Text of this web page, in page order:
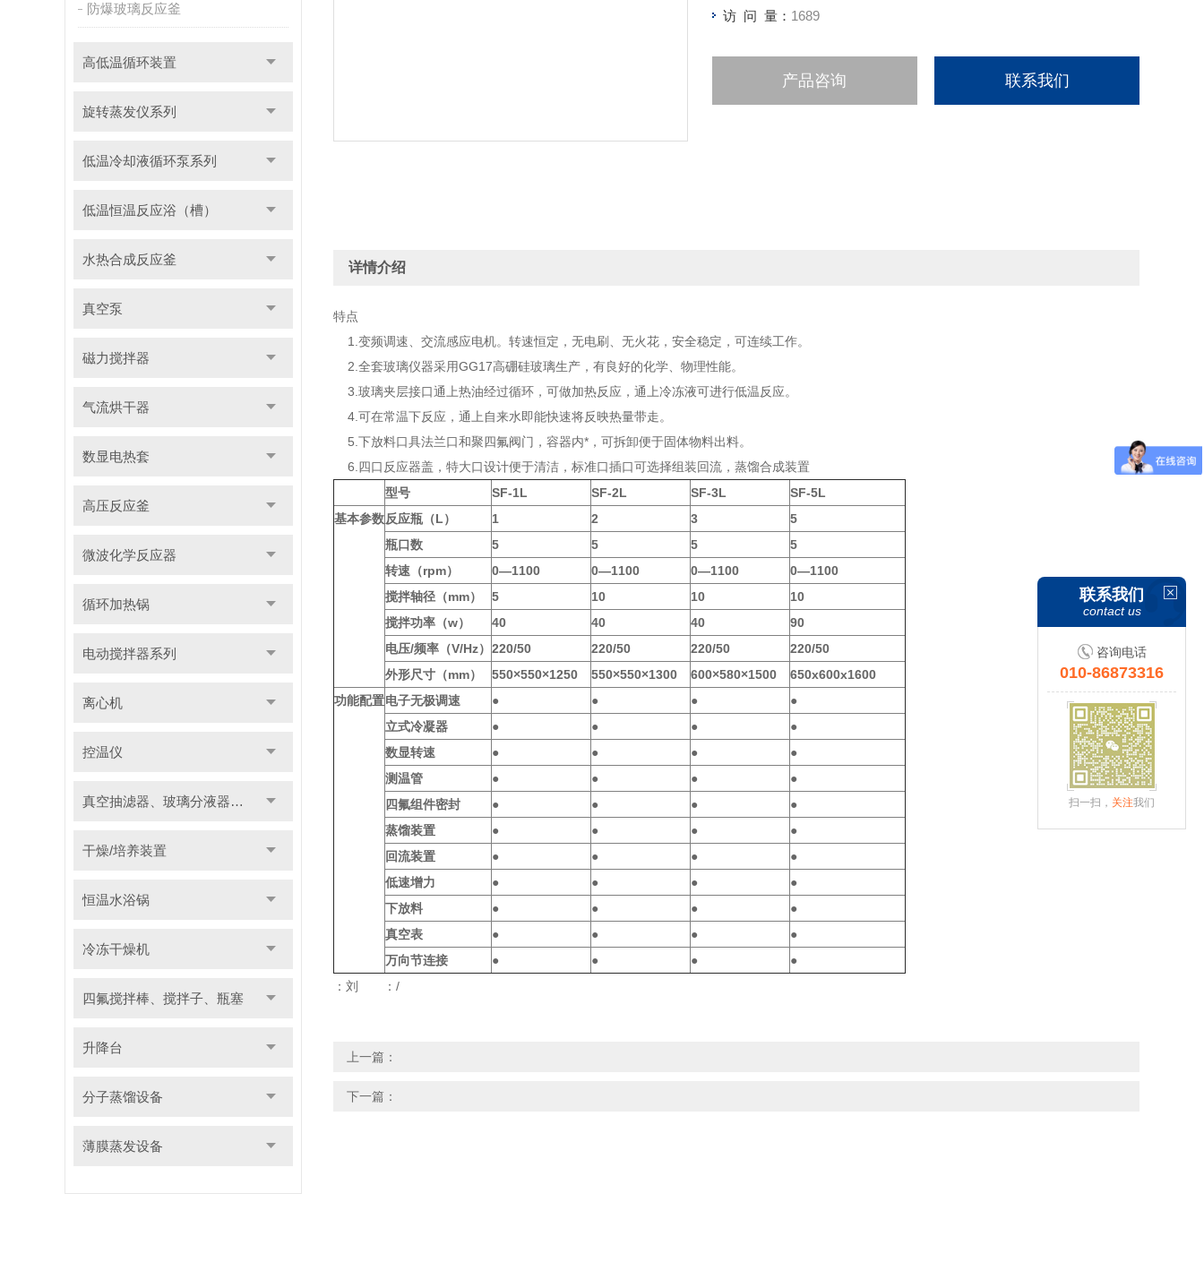
防爆玻璃反应釜
高低温循环装置
旋转蒸发仪系列
低温冷却液循环泵系列
低温恒温反应浴（槽）
水热合成反应釜
真空泵
磁力搅拌器
气流烘干器
数显电热套
高压反应釜
微波化学反应器
循环加热锅
电动搅拌器系列
离心机
控温仪
真空抽滤器、玻璃分液器系列
干燥/培养装置
恒温水浴锅
冷冻干燥机
四氟搅拌棒、搅拌子、瓶塞
升降台
分子蒸馏设备
薄膜蒸发设备
访 问 量： 1689
产品咨询 联系我们
详情介绍
特点
1.变频调速、交流感应电机。转速恒定，无电刷、无火花，安全稳定，可连续工作。
2.全套玻璃仪器采用GG17高硼硅玻璃生产，有良好的化学、物理性能。
3.玻璃夹层接口通上热油经过循环，可做加热反应，通上冷冻液可进行低温反应。
4.可在常温下反应，通上自来水即能快速将反映热量带走。
5.下放料口具法兰口和聚四氟阀门，容器内*，可拆卸便于固体物料出料。
6.四口反应器盖，特大口设计便于清洁，标准口插口可选择组装回流，蒸馏合成装置
型号
SF-1L SF-2L SF-3L
SF-5L
基本参数反应瓶（L） 1 2 3
5
瓶口数
5 5 5
5
转速（rpm） 0—1100 0—1100 0—1100
0—1100
搅拌轴径（mm）
5 10 10
10
搅拌功率（w） 40 40 40
90
电压/频率（V/Hz） 220/50 220/50 220/50
220/50
外形尺寸（mm）
550×550×1250 550×550×1300 600×580×1500
650x600x1600
功能配置电子无极调速 ● ● ●
●
立式冷凝器
● ● ●
●
数显转速
● ● ●
●
测温管
● ● ●
●
四氟组件密封
● ● ●
●
蒸馏装置
● ● ●
●
回流装置
● ● ●
●
低速增力
● ● ●
●
下放料
● ● ●
●
真空表
● ● ●
●
万向节连接
● ● ●
●
：刘 ：/
上一篇：
下一篇：
联系我们
contact us
咨询电话
010-86873316
扫一扫， 关注我们